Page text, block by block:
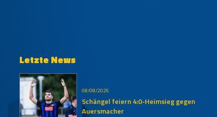
Letzte News
08/08/2026
Schängel feiern 4:0-Heimsieg gegen
Auersmacher